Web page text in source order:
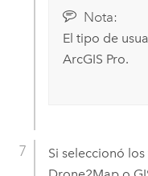
Nota:
El tipo de
ArcGIS Pro.
Si seleccionó